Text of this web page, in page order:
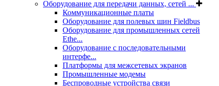
Оборудование для передачи данных, сетей ...
Коммуникационные платы
Оборудование для полевых шин Fieldbus
Оборудование для промышленных сетей
Ethe...
Оборудование с последовательными
интерфе...
Платформы для межсетевых экранов
Промышленные модемы
Беспроводные устройства связи